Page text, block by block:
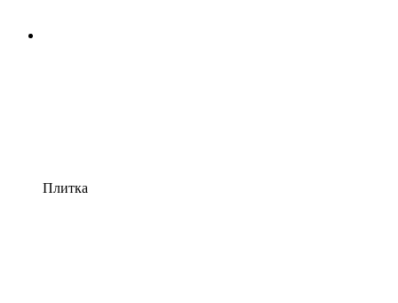
Плитка